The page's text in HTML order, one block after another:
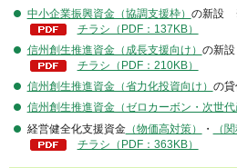
中小企業振興資金（協調支援枠） の新設
チラシ（PDF：137KB）
信州創生推進資金（成長支援向け） の新
チラシ（PDF：210KB）
信州創生推進資金（省力化投資向け） の
信州創生推進資金（ゼロカーボン・次世代
経営健全化支援資金（物価高対策） ・ （
チラシ（PDF：363KB）